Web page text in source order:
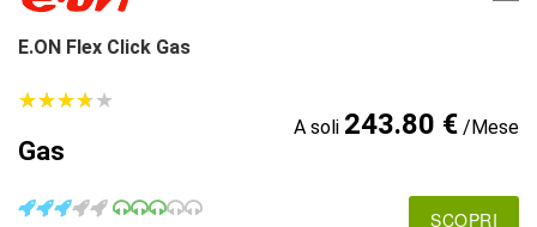
E.ON Flex Click Gas
★★★★★
★★★★★
Gas
A soli 243.80 €/Mese
SCOPRI